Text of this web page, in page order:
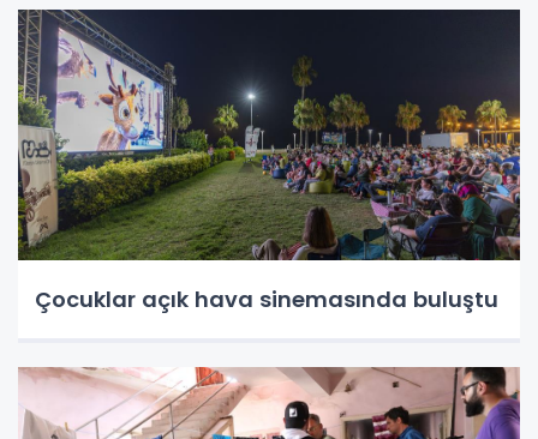
Çocuklar açık hava sinemasında buluştu